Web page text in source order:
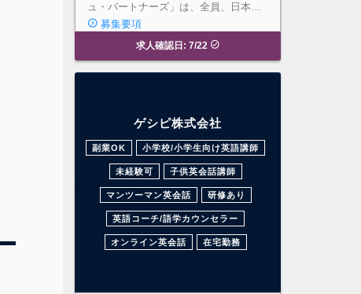
ュ・パートナーズ」は、全員、日本…
募集要項
求人確認日: 7/22
ゲシピ株式会社
副業OK 小学校/小学生向け英語講師
未経験可 子供英会話講師
マンツーマン英会話 研修あり
英語コーチ/語学カウンセラー
オンライン英会話 在宅勤務